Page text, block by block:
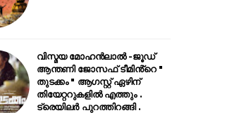
വിസ്മയ മോഹൻലാൽ -ജൂഡ്
ആന്തണി ജോസഫ് ടീമിൻ്റെ "
തുടക്കം " ആഗസ്റ്റ് ഏഴിന്
തിയേറ്ററുകളിൽ എത്തും .
ട്രെയിലർ പുറത്തിറങ്ങി .